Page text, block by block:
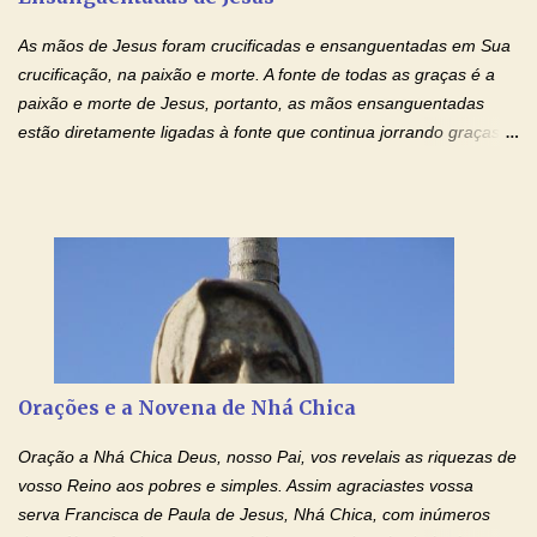
As mãos de Jesus foram crucificadas e ensanguentadas em Sua
crucificação, na paixão e morte. A fonte de todas as graças é a
paixão e morte de Jesus, portanto, as mãos ensanguentadas
estão diretamente ligadas à fonte que continua jorrando graças
ensanguentadas, chagadas e abertas, sobre mim, neste
momento. Sinto-me completamente sem forças para prosseguir,
carregando as minhas cruzes. Preciso que a força e o poder de
Tuas Mãos, que suportaram a mais profunda dor ao serem
pregadas na Cruz, reergam-me e curem-me agora. Jesus, não
peço somente por mim, mas também por todos aqueles que mais
amo. Nós precisamos desesperadamente de cura física e
espiritual, através do toque consolador de tuas Mãos
ensanguentadas e infinitamente poderosas. Eu reconheço,
apesar de toda a minha limitação e da infinidade dos meus ...
Orações e a Novena de Nhá Chica
Oração a Nhá Chica Deus, nosso Pai, vos revelais as riquezas de
vosso Reino aos pobres e simples. Assim agraciastes vossa
serva Francisca de Paula de Jesus, Nhá Chica, com inúmeros